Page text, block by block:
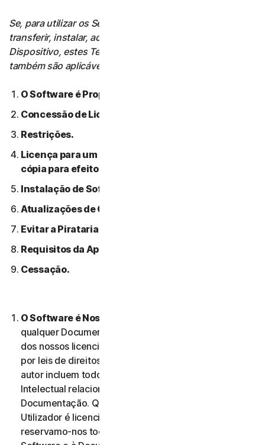
Se, para utilizar os Serviços, o Utilizador tiver de
transferir, instalar, aceder ou utilizar Software num
Dispositivo, estes Termos de Licença de Software
também são aplicáveis a essa utilização.
O Software é Propriedade da NortonLifeLock.
Concessão de Licença.
Restrições.
Licença para um único dispositivo: apenas uma
cópia para efeitos de backup ou arquivo permitida.
Instalação de Software.
Atualizações de Conteúdo Automáticas.
Evitar a Pirataria de Software.
Requisitos da Apple.
Cessação.
O Software é Nossa Propriedade
qualquer Documentação são nossa propriedade ou
dos nossos licenciantes e encontram-se protegidos
por leis de direitos de autor. Estas leis de direitos de
autor incluem todos os Direitos de Propriedade
Intelectual relacionados com o Software e a
Documentação. Qualquer Software fornecido ao
Utilizador é licenciado, e não vendido, ao Utilizador, e
reservamo-nos todos os direitos associados ao